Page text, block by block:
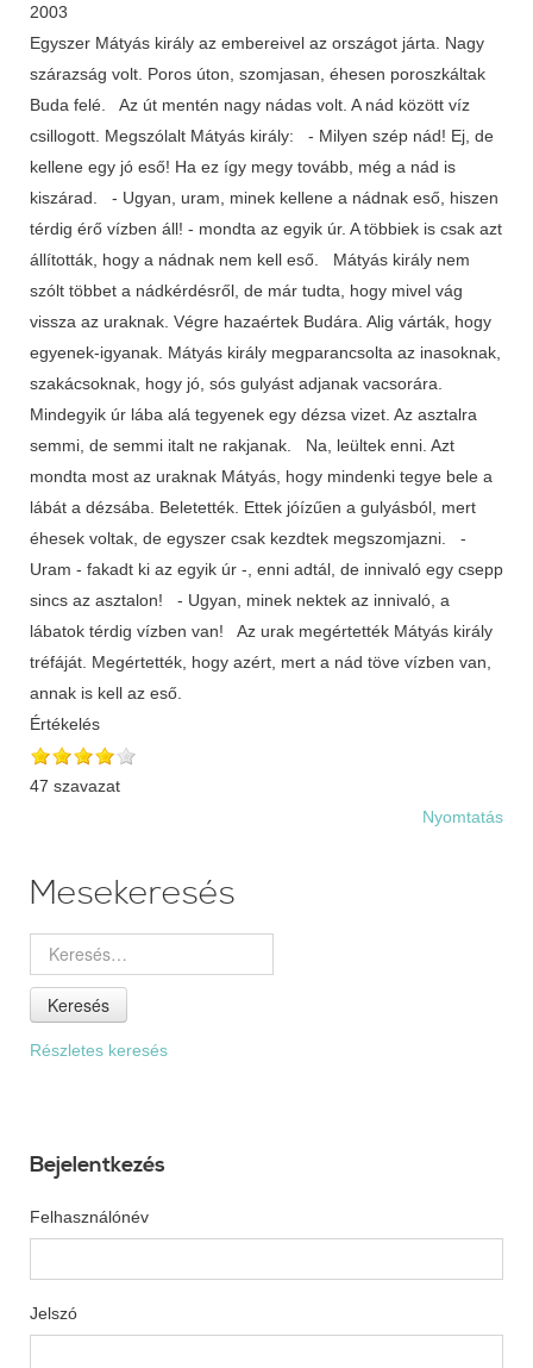
2003
Egyszer Mátyás király az embereivel az országot járta. Nagy
szárazság volt. Poros úton, szomjasan, éhesen poroszkáltak
Buda felé. Az út mentén nagy nádas volt. A nád között víz
csillogott. Megszólalt Mátyás király: - Milyen szép nád! Ej, de
kellene egy jó eső! Ha ez így megy tovább, még a nád is
kiszárad. - Ugyan, uram, minek kellene a nádnak eső, hiszen
térdig érő vízben áll! - mondta az egyik úr. A többiek is csak azt
állították, hogy a nádnak nem kell eső. Mátyás király nem
szólt többet a nádkérdésről, de már tudta, hogy mivel vág
vissza az uraknak. Végre hazaértek Budára. Alig várták, hogy
egyenek-igyanak. Mátyás király megparancsolta az inasoknak,
szakácsoknak, hogy jó, sós gulyást adjanak vacsorára.
Mindegyik úr lába alá tegyenek egy dézsa vizet. Az asztalra
semmi, de semmi italt ne rakjanak. Na, leültek enni. Azt
mondta most az uraknak Mátyás, hogy mindenki tegye bele a
lábát a dézsába. Beletették. Ettek jóízűen a gulyásból, mert
éhesek voltak, de egyszer csak kezdtek megszomjazni. -
Uram - fakadt ki az egyik úr -, enni adtál, de innivaló egy csepp
sincs az asztalon! - Ugyan, minek nektek az innivaló, a
lábatok térdig vízben van! Az urak megértették Mátyás király
tréfáját. Megértették, hogy azért, mert a nád töve vízben van,
annak is kell az eső.
Értékelés
47 szavazat
Nyomtatás
Mesekeresés
Keresés
Részletes keresés
Bejelentkezés
Felhasználónév
Jelszó